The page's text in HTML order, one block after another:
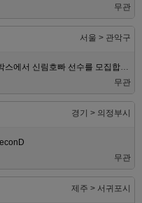
무관
서울 > 관악구
무관
경기 > 의정부시
무관
제주 > 서귀포시